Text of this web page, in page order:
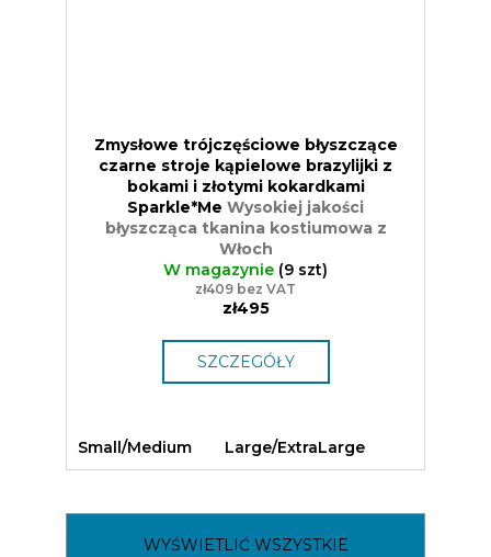
Zmysłowe trójczęściowe błyszczące
czarne stroje kąpielowe brazylijki z
bokami i złotymi kokardkami
Sparkle*Me Wysokiej jakości
błyszcząca tkanina kostiumowa z
Włoch
W magazynie (9 szt)
zł409 bez VAT
zł495
SZCZEGÓŁY
Small/Medium Large/ExtraLarge
WYŚWIETLIĆ WSZYSTKIE